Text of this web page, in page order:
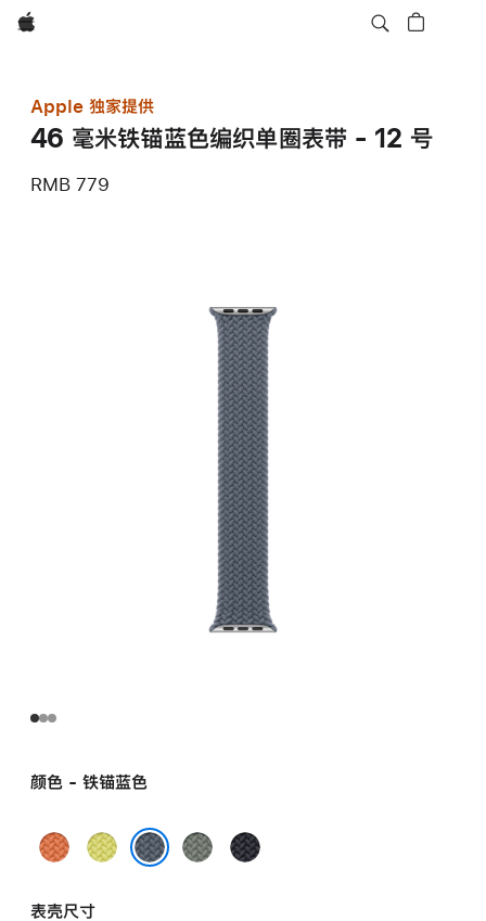
Apple
Apple 独家提供
46 毫米铁锚蓝色编织单圈表带 - 12 号
RMB 779
颜色 - 铁锚蓝色
姜
末
霓
黄
灰
午
表壳尺寸